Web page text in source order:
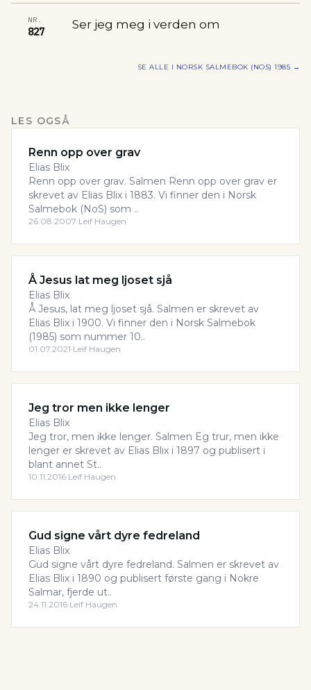
NR.
827
Ser jeg meg i verden om
SE ALLE I NORSK SALMEBOK (NOS) 1985 →
LES OGSÅ
Renn opp over grav
Elias Blix
Renn opp over grav. Salmen Renn opp over grav er
skrevet av Elias Blix i 1883. Vi finner den i Norsk
Salmebok (NoS) som ..
26.08.2007·Leif Haugen
Å Jesus lat meg ljoset sjå
Elias Blix
Å Jesus, lat meg ljoset sjå. Salmen er skrevet av
Elias Blix i 1900. Vi finner den i Norsk Salmebok
(1985) som nummer 10..
01.07.2021·Leif Haugen
Jeg tror men ikke lenger
Elias Blix
Jeg tror, men ikke lenger. Salmen Eg trur, men ikke
lenger er skrevet av Elias Blix i 1897 og publisert i
blant annet St..
10.11.2016·Leif Haugen
Gud signe vårt dyre fedreland
Elias Blix
Gud signe vårt dyre fedreland. Salmen er skrevet av
Elias Blix i 1890 og publisert første gang i Nokre
Salmar, fjerde ut..
24.11.2016·Leif Haugen